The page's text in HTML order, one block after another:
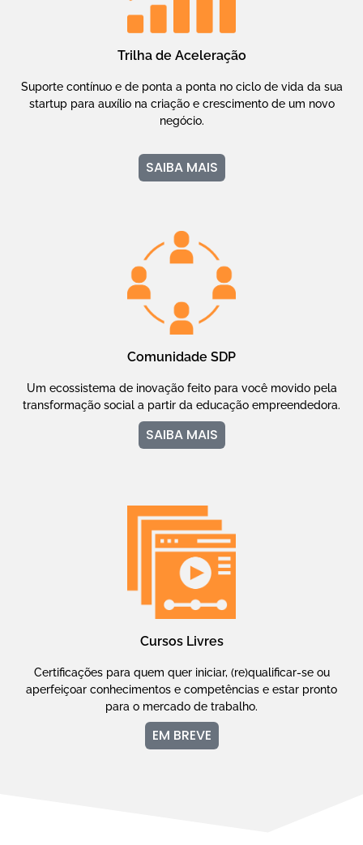
Trilha de Aceleração
Suporte contínuo e de ponta a ponta no ciclo de vida da sua
startup para auxílio na criação e crescimento de um novo
negócio.
SAIBA MAIS
Comunidade SDP
Um ecossistema de inovação feito para você movido pela
transformação social a partir da educação empreendedora.
SAIBA MAIS
Cursos Livres
Certificações para quem quer iniciar, (re)qualificar-se ou
aperfeiçoar conhecimentos e competências e estar pronto
para o mercado de trabalho.
EM BREVE